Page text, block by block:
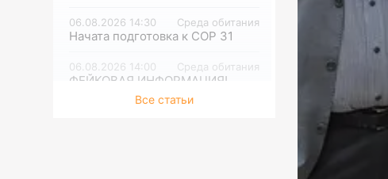
06.08.2026 14:30 Среда обитания
Начата подготовка к СОР 31
06.08.2026 14:00 Среда обитания
ФЕЙКОВАЯ ИНФОРМАЦИЯ!
Распространяемая фотография
Все статьи